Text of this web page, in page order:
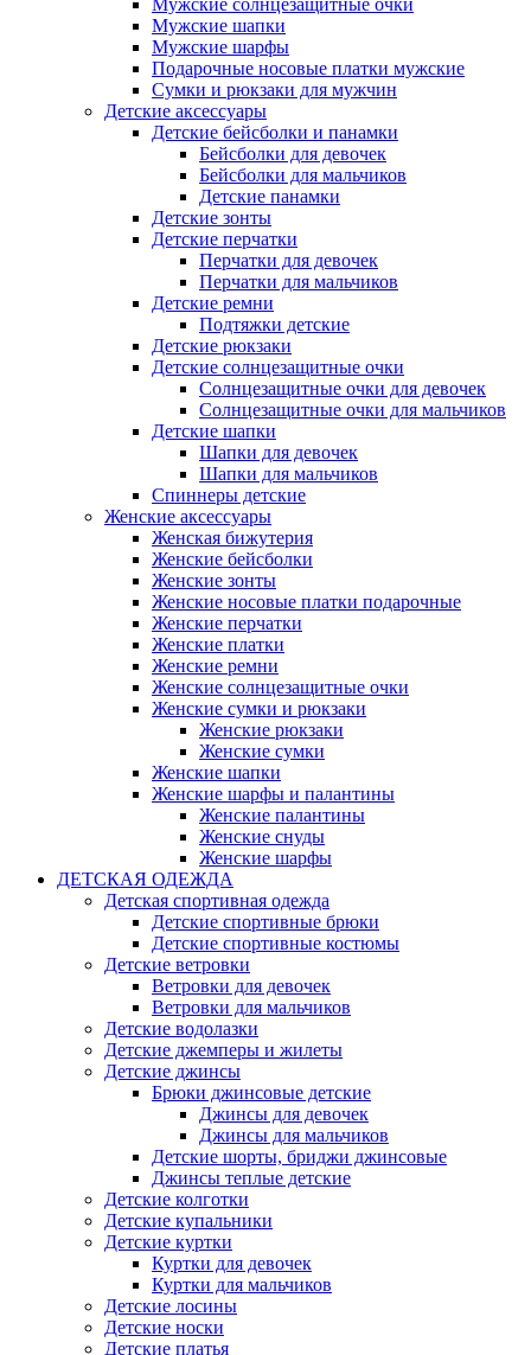
Мужские солнцезащитные очки
Мужские шапки
Мужские шарфы
Подарочные носовые платки мужские
Сумки и рюкзаки для мужчин
Детские аксессуары
Детские бейсболки и панамки
Бейсболки для девочек
Бейсболки для мальчиков
Детские панамки
Детские зонты
Детские перчатки
Перчатки для девочек
Перчатки для мальчиков
Детские ремни
Подтяжки детские
Детские рюкзаки
Детские солнцезащитные очки
Солнцезащитные очки для девочек
Солнцезащитные очки для мальчиков
Детские шапки
Шапки для девочек
Шапки для мальчиков
Спиннеры детские
Женские аксессуары
Женская бижутерия
Женские бейсболки
Женские зонты
Женские носовые платки подарочные
Женские перчатки
Женские платки
Женские ремни
Женские солнцезащитные очки
Женские сумки и рюкзаки
Женские рюкзаки
Женские сумки
Женские шапки
Женские шарфы и палантины
Женские палантины
Женские снуды
Женские шарфы
ДЕТСКАЯ ОДЕЖДА
Детская спортивная одежда
Детские спортивные брюки
Детские спортивные костюмы
Детские ветровки
Ветровки для девочек
Ветровки для мальчиков
Детские водолазки
Детские джемперы и жилеты
Детские джинсы
Брюки джинсовые детские
Джинсы для девочек
Джинсы для мальчиков
Детские шорты, бриджи джинсовые
Джинсы теплые детские
Детские колготки
Детские купальники
Детские куртки
Куртки для девочек
Куртки для мальчиков
Детские лосины
Детские носки
Детские платья